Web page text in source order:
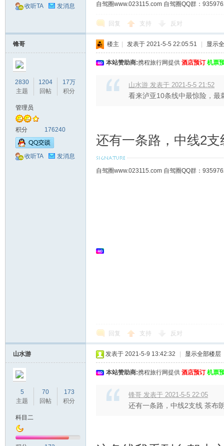
收听TA 发消息 自驾圈www.023115.com 自驾圈QQ群：
回复 支持 反对
锋哥
2830
主题
1204
回帖
17万
积分
管理员
积分 176240
收听TA 发消息
楼主 发表于 2021-5-5 22:05:51 显示
本站赞助商:携程旅行网提供 酒店预订 机票
山水游 发表于 2021-5-5 21:52
看来泸亚10条线中最惊险，最
还有一条路，中线2
自驾圈www.023115.com 自驾圈QQ群：
回复 支持 反对
山水游
5
主题
70
回帖
173
积分
科目二
发表于 2021-5-9 13:42:32 显示全部楼层
本站赞助商:携程旅行网提供 酒店预订 机票
锋哥 发表于 2021-5-5 22:05
还有一条路，中线2支线 茶布